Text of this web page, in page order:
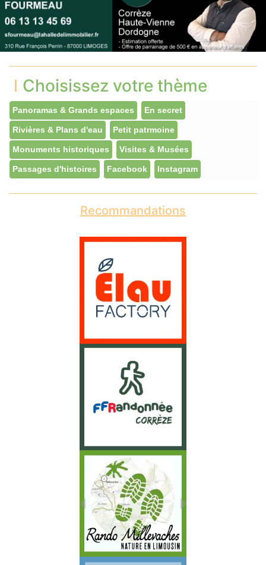
Choisissez votre thème
Panoramas & Grands espaces En secret
Rivières & Plans d'eau Petit patrmoine
Monuments historiques Visites & Musées
Passages d'histoires Facebook Instagram
Recommandations